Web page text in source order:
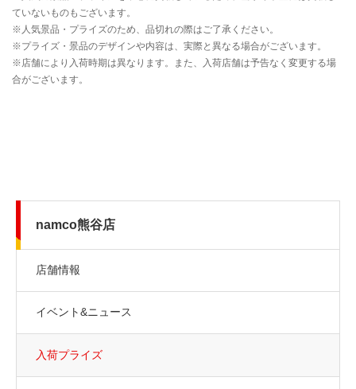
namco熊谷店
店舗情報
イベント&ニュース
入荷プライズ